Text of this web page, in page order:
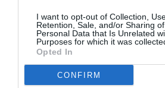
I want to opt-out of Collection,
Retention, Sale, and/or Sharing
Personal Data that Is Unrelated
Purposes for which it was
Opted In
CONFIRM
DERNIERS